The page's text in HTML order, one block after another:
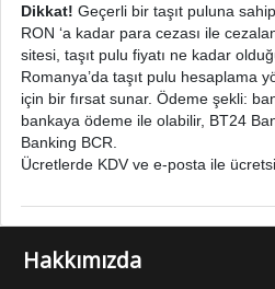
Dikkat! Geçerli bir taşıt puluna
RON ‘a kadar para cezası ile
sitesi, taşıt pulu fiyatı ne kadar
Romanya’da taşıt pulu hesaplama
için bir fırsat sunar. Ödeme şekli:
bankaya ödeme ile olabilir, BT24
Banking BCR.
Ücretlerde KDV ve e-posta ile
Hakkımızda